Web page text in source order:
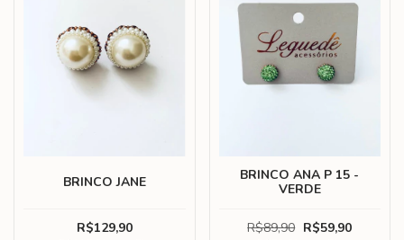
BRINCO JANE
R$129,90
BRINCO ANA P 15 -
VERDE
R$89,90 R$59,90